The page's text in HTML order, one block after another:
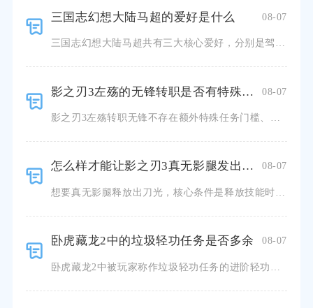
三国志幻想大陆马超的爱好是什么 08-07
影之刃3左殇的无锋转职是否有特殊要求或限制 08-07
怎么样才能让影之刃3真无影腿发出刀光 08-07
卧虎藏龙2中的垃圾轻功任务是否多余 08-07